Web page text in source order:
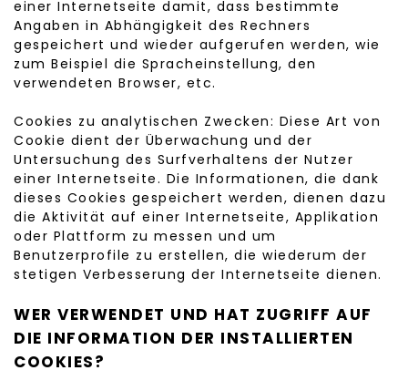
einer Internetseite damit, dass bestimmte
Angaben in Abhängigkeit des Rechners
gespeichert und wieder aufgerufen werden, wie
zum Beispiel die Spracheinstellung, den
verwendeten Browser, etc.
Cookies zu analytischen Zwecken: Diese Art von
Cookie dient der Überwachung und der
Untersuchung des Surfverhaltens der Nutzer
einer Internetseite. Die Informationen, die dank
dieses Cookies gespeichert werden, dienen dazu
die Aktivität auf einer Internetseite, Applikation
oder Plattform zu messen und um
Benutzerprofile zu erstellen, die wiederum der
stetigen Verbesserung der Internetseite dienen.
WER VERWENDET UND HAT ZUGRIFF AUF
DIE INFORMATION DER INSTALLIERTEN
COOKIES?